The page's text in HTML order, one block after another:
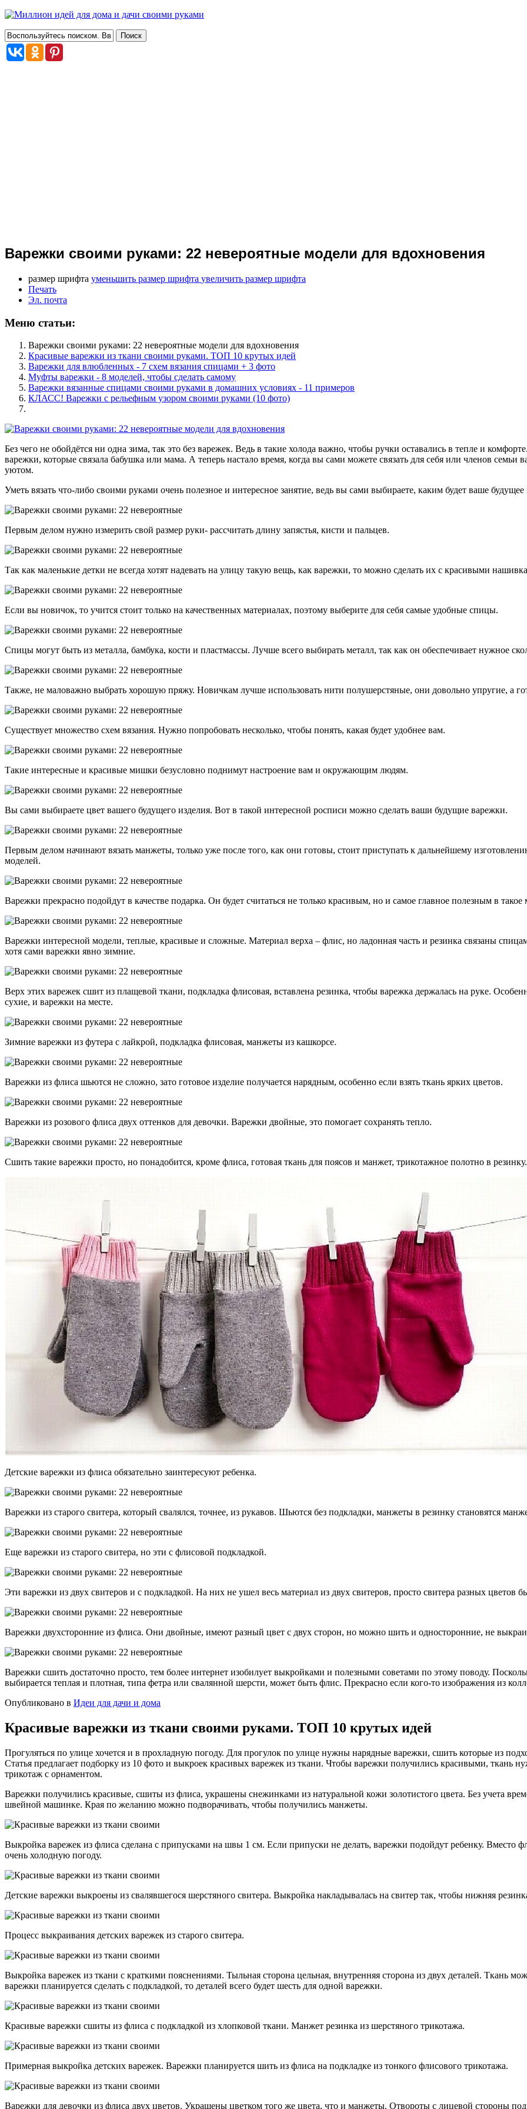
Варежки своими руками: 22 невероятные модели для вдохновения
размер шрифта уменьшить размер шрифта увеличить размер шрифта
Печать
Эл. почта
Меню статьи:
Варежки своими руками: 22 невероятные модели для вдохновения
Красивые варежки из ткани своими руками. ТОП 10 крутых идей
Варежки для влюбленных - 7 схем вязания спицами + 3 фото
Муфты варежки - 8 моделей, чтобы сделать самому
Варежки вязанные спицами своими руками в домашних условиях - 11 примеров
КЛАСС! Варежки с рельефным узором своими руками (10 фото)
Без чего не обойдётся ни одна зима, так это без варежек. Ведь в такие холода важно, чтобы ручки оставались в тепле и
варежки, которые связала бабушка или мама. А теперь настало время, когда вы сами можете связать для себя или членов семьи
уютом.
Уметь вязать что-либо своими руками очень полезное и интересное занятие, ведь вы сами выбираете, каким будет ваше
Первым делом нужно измерить свой размер руки- рассчитать длину запястья, кисти и пальцев.
Так как маленькие детки не всегда хотят надевать на улицу такую вещь, как варежки, то можно сделать их с красивыми
Если вы новичок, то учится стоит только на качественных материалах, поэтому выберите для себя самые удобные спицы.
Спицы могут быть из металла, бамбука, кости и пластмассы. Лучше всего выбирать металл, так как он обеспечивает нужное
Также, не маловажно выбрать хорошую пряжу. Новичкам лучше использовать нити полушерстяные, они довольно упругие, а
Существует множество схем вязания. Нужно попробовать несколько, чтобы понять, какая будет удобнее вам.
Такие интересные и красивые мишки безусловно поднимут настроение вам и окружающим людям.
Вы сами выбираете цвет вашего будущего изделия. Вот в такой интересной росписи можно сделать ваши будущие варежки.
Первым делом начинают вязать манжеты, только уже после того, как они готовы, стоит приступать к дальнейшему
моделей.
Варежки прекрасно подойдут в качестве подарка. Он будет считаться не только красивым, но и самое главное полезным в такое
Варежки интересной модели, теплые, красивые и сложные. Материал верха – флис, но ладонная часть и резинка связаны
хотя сами варежки явно зимние.
Верх этих варежек сшит из плащевой ткани, подкладка флисовая, вставлена резинка, чтобы варежка держалась на руке.
сухие, и варежки на месте.
Зимние варежки из футера с лайкрой, подкладка флисовая, манжеты из кашкорсе.
Варежки из флиса шьются не сложно, зато готовое изделие получается нарядным, особенно если взять ткань ярких цветов.
Варежки из розового флиса двух оттенков для девочки. Варежки двойные, это помогает сохранять тепло.
Сшить такие варежки просто, но понадобится, кроме флиса, готовая ткань для поясов и манжет, трикотажное полотно в
Детские варежки из флиса обязательно заинтересуют ребенка.
Варежки из старого свитера, который свалялся, точнее, из рукавов. Шьются без подкладки, манжеты в резинку становятся
Еще варежки из старого свитера, но эти с флисовой подкладкой.
Эти варежки из двух свитеров и с подкладкой. На них не ушел весь материал из двух свитеров, просто свитера разных цветов
Варежки двухсторонние из флиса. Они двойные, имеют разный цвет с двух сторон, но можно шить и односторонние, не
Варежки сшить достаточно просто, тем более интернет изобилует выкройками и полезными советами по этому поводу.
выбирается теплая и плотная, типа фетра или свалянной шерсти, может быть флис. Прекрасно если кого-то изображения из
Опубликовано в Идеи для дачи и дома
Красивые варежки из ткани своими руками. ТОП 10 крутых идей
Прогуляться по улице хочется и в прохладную погоду. Для прогулок по улице нужны нарядные варежки, сшить которые из
Статья предлагает подборку из 10 фото и выкроек красивых варежек из ткани. Чтобы варежки получились красивыми, ткань
трикотаж с орнаментом.
Варежки получились красивые, сшиты из флиса, украшены снежинками из натуральной кожи золотистого цвета. Без учета
швейной машинке. Края по желанию можно подворачивать, чтобы получились манжеты.
Выкройка варежек из флиса сделана с припусками на швы 1 см. Если припуски не делать, варежки подойдут ребенку. Вместо
очень холодную погоду.
Детские варежки выкроены из свалявшегося шерстяного свитера. Выкройка накладывалась на свитер так, чтобы нижняя
Процесс выкраивания детских варежек из старого свитера.
Выкройка варежек из ткани с краткими пояснениями. Тыльная сторона цельная, внутренняя сторона из двух деталей. Ткань
варежки планируется сделать с подкладкой, то деталей всего будет шесть для одной варежки.
Красивые варежки сшиты из флиса с подкладкой из хлопковой ткани. Манжет резинка из шерстяного трикотажа.
Примерная выкройка детских варежек. Варежки планируется шить из флиса на подкладке из тонкого флисового трикотажа.
Варежки для девочки из флиса двух цветов. Украшены цветком того же цвета, что и манжеты. Отвороты с лицевой стороны